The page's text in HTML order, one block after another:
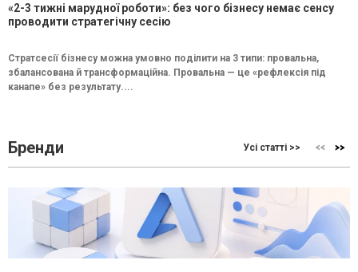
«2-3 тижні марудної роботи»: без чого бізнесу немає сенсу
проводити стратегічну сесію
Стратсесії бізнесу можна умовно поділити на 3 типи: провальна,
збалансована й трансформаційна. Провальна — це «рефлексія під
канапе» без результату....
Бренди Усі статті >>